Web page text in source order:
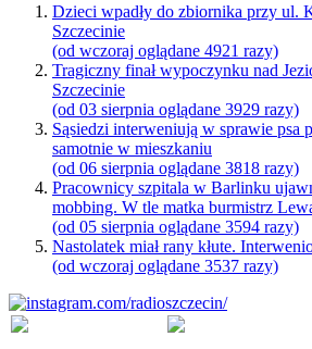
Dzieci wpadły do zbiornika przy ul.
Szczecinie
(od wczoraj oglądane 4921 razy)
Tragiczny finał wypoczynku nad
Szczecinie
(od 03 sierpnia oglądane 3929 razy)
Sąsiedzi interweniują w sprawie psa
samotnie w mieszkaniu
(od 06 sierpnia oglądane 3818 razy)
Pracownicy szpitala w Barlinku
mobbing. W tle matka burmistrz
(od 05 sierpnia oglądane 3594 razy)
Nastolatek miał rany kłute.
(od wczoraj oglądane 3537 razy)